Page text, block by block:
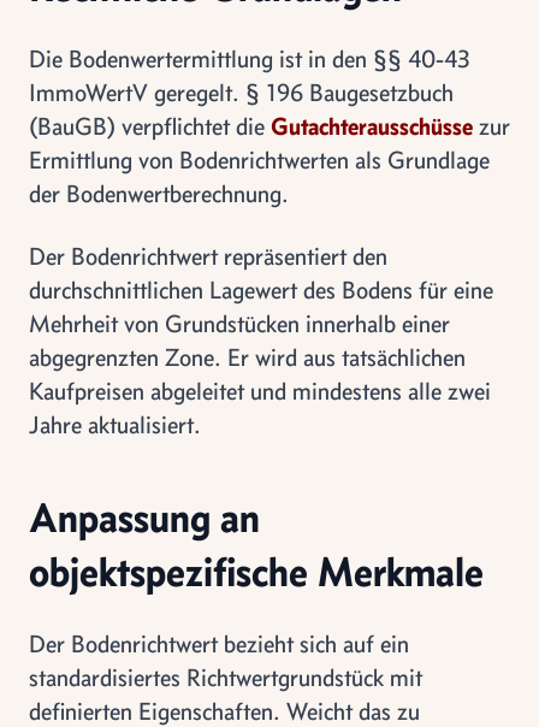
Die Bodenwertermittlung ist in den §§ 40-43
ImmoWertV geregelt. § 196 Baugesetzbuch
(BauGB) verpflichtet die Gutachterausschüsse zur
Ermittlung von Bodenrichtwerten als Grundlage
der Bodenwertberechnung.
Der Bodenrichtwert repräsentiert den
durchschnittlichen Lagewert des Bodens für eine
Mehrheit von Grundstücken innerhalb einer
abgegrenzten Zone. Er wird aus tatsächlichen
Kaufpreisen abgeleitet und mindestens alle zwei
Jahre aktualisiert.
Anpassung an
objektspezifische Merkmale
Der Bodenrichtwert bezieht sich auf ein
standardisiertes Richtwertgrundstück mit
definierten Eigenschaften. Weicht das zu